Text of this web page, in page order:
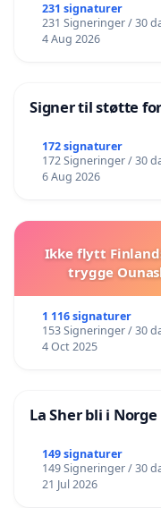
Sandnes, Karl
Saxegaard,
biolog og teolog
Setran, Jørgen
Skeie, Eyvind,
Sjøberg, Lovisa
Vitenskapelige
Stifoss-Hanssen,
Diaconia and
Sætre, Per Kristian
Tjelle, Einar,
Mellomkirkelig råd
231 signaturer
231 Signeringer / 30
4 Aug 2026
Signer til støtte
172 signaturer
172 Signeringer / 30
6 Aug 2026
Ikke flytt
trygge
1 116 signaturer
153 Signeringer / 30
4 Oct 2025
La Sher bli i
149 signaturer
149 Signeringer / 30
21 Jul 2026